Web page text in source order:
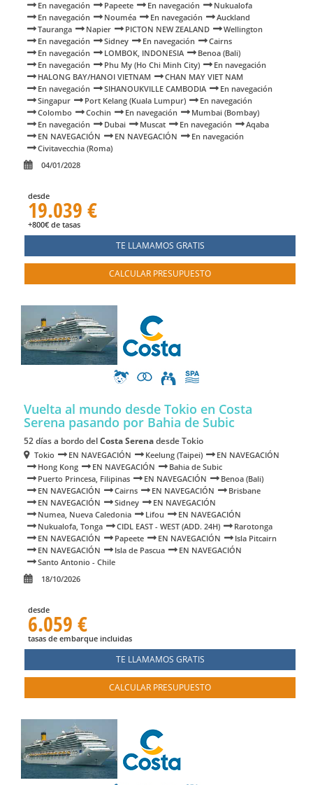
En navegación
Papeete En navegación
Nukualofa
En navegación
Nouméa En navegación
Auckland
Tauranga
Napier PICTON NEW ZEALAND
Wellington
En navegación
Sidney En navegación
Cairns
En navegación
LOMBOK, INDONESIA
Benoa (Bali)
En navegación
Phu My (Ho Chi Minh City)
En navegación
HALONG BAY/HANOI VIETNAM
CHAN MAY VIET NAM
En navegación
SIHANOUKVILLE CAMBODIA
En navegación
Singapur
Port Kelang (Kuala Lumpur)
En navegación
Colombo
Cochin En navegación
Mumbai (Bombay)
En navegación
Dubai Muscat En navegación
Aqaba
EN NAVEGACIÓN
EN NAVEGACIÓN
En navegación
Civitavecchia (Roma)
04/01/2028
desde
19.039 €
+800€ de tasas
TE LLAMAMOS GRATIS
CALCULAR PRESUPUESTO
Vuelta al mundo desde Tokio en Costa
Serena pasando por Bahia de Subic
52 días a bordo delCosta Serenadesde Tokio
Tokio EN NAVEGACIÓN Keelung (Taipei)
EN NAVEGACIÓN
Hong Kong
EN NAVEGACIÓN
Bahia de Subic
Puerto Princesa, Filipinas
EN NAVEGACIÓN
Benoa (Bali)
EN NAVEGACIÓN
Cairns EN NAVEGACIÓN
Brisbane
EN NAVEGACIÓN
Sidney
EN NAVEGACIÓN
Numea, Nueva Caledonia
Lifou
EN NAVEGACIÓN
Nukualofa, Tonga
CIDL EAST - WEST (ADD. 24H)
Rarotonga
EN NAVEGACIÓN
Papeete EN NAVEGACIÓN
Isla Pitcairn
EN NAVEGACIÓN
Isla de Pascua
EN NAVEGACIÓN
Santo Antonio - Chile
18/10/2026
desde
6.059 €
tasas de embarque incluidas
TE LLAMAMOS GRATIS
CALCULAR PRESUPUESTO